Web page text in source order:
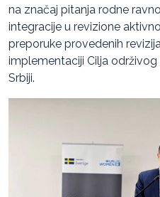
na značaj pitanja rodne
integracije u revizione
preporuke provedenih
implementaciji Cilja održivog
Srbiji.